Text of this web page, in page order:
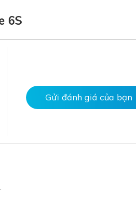
6S
Gửi đánh giá của bạn